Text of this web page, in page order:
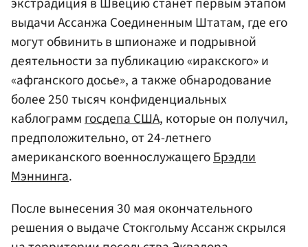
выдачи Ассанжа Соединенным Штатам, где его
могут обвинить в шпионаже и подрывной
деятельности за публикацию «иракского» и
«афганского досье», а также обнародование
более 250 тысяч конфиденциальных
каблограммгосдепа США, которые он получил,
предположительно, от 24-летнего
американского военнослужащегоБрэдли
Мэннинга.
После вынесения 30 мая окончательного
решения о выдаче Стокгольму Ассанж скрылся